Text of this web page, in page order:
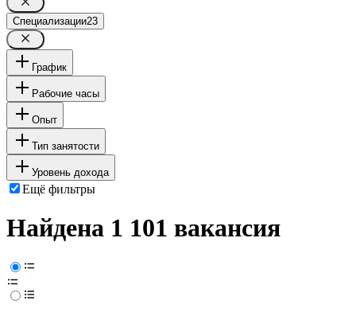
Специализации23
График
Рабочие часы
Опыт
Тип занятости
Уровень дохода
Ещё фильтры
Найдена 1 101 вакансия